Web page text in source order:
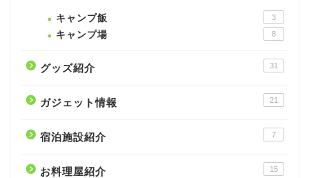
キャンプ飯 3
キャンプ場 8
グッズ紹介 31
ガジェット情報 21
宿泊施設紹介 7
お料理屋紹介 15